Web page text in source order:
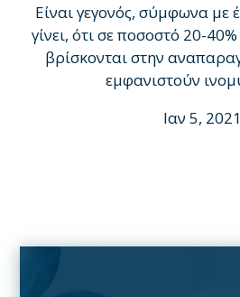
Είναι γεγονός, σύμφωνα με
γίνει, ότι σε ποσοστό 20-
βρίσκονται στην
εμφανιστούν
Ιαν 5, 2021